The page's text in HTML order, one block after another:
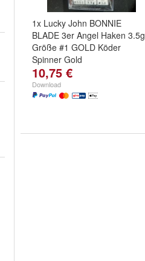
1x Lucky John BONNIE
BLADE 3er Angel Haken 3.5g
Größe #1 GOLD Köder
Spinner Gold
10,75 €
Download